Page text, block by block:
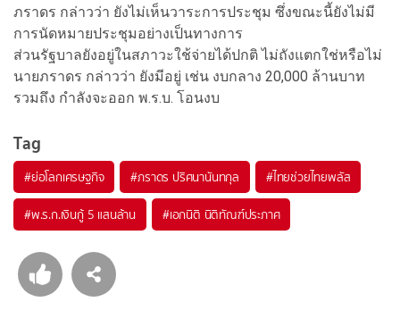
ภราดร กล่าวว่า ยังไม่เห็นวาระการประชุม ซึ่งขณะนี้ยังไม่มี
การนัดหมายประชุมอย่างเป็นทางการ
ส่วนรัฐบาลยังอยู่ในสภาวะใช้จ่ายได้ปกติ ไม่ถังแตกใช่หรือไม่
นายภราดร กล่าวว่า ยังมีอยู่ เช่น งบกลาง 20,000 ล้านบาท
รวมถึง กำลังจะออก พ.ร.บ. โอนงบ
Tag
#ย่อโลกเศรษฐกิจ #ภราดร ปริศนานันทกุล #ไทยช่วยไทยพลัส
#พ.ร.ก.เงินกู้ 5 แสนล้าน #เอกนิติ นิติทัณฑ์ประภาศ